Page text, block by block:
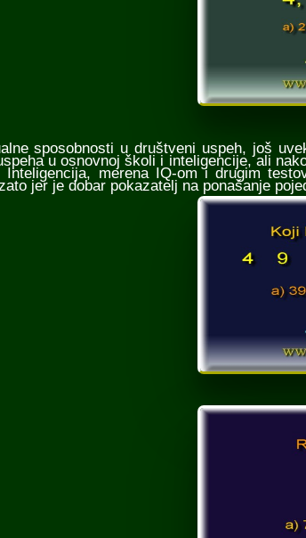
sposobnosti u društveni uspeh, još
u osnovnoj školi i inteligencije, ali
Inteligencija, merena IQ-om i drugim
jer je dobar pokazatelj na ponašanje